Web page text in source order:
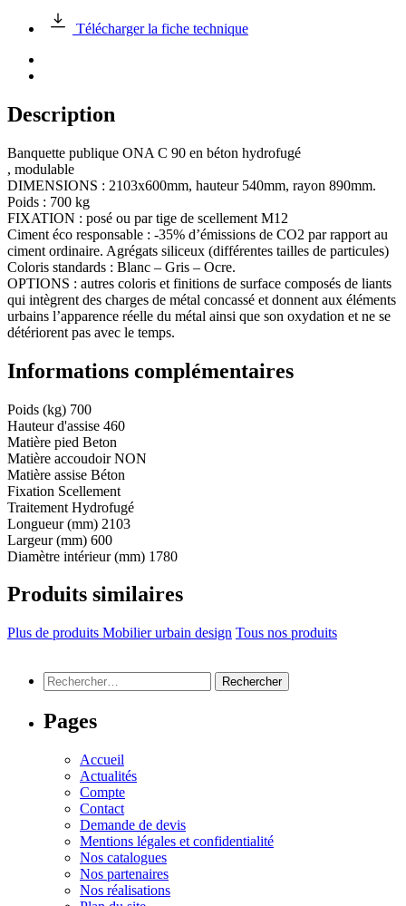
ONA
modulable
Télécharger la fiche technique
Description
Banquette publique ONA C 90 en béton hydrofugé
, modulable
DIMENSIONS : 2103x600mm, hauteur 540mm, rayon 890mm.
Poids : 700 kg
FIXATION : posé ou par tige de scellement M12
Ciment éco responsable : -35% d’émissions de CO2 par rapport au
ciment ordinaire. Agrégats siliceux (différentes tailles de particules)
Coloris standards : Blanc – Gris – Ocre.
OPTIONS : autres coloris et finitions de surface composés de liants
qui intègrent des charges de métal concassé et donnent aux éléments
urbains l’apparence réelle du métal ainsi que son oxydation et ne se
détériorent pas avec le temps.
Informations complémentaires
Poids (kg) 700
Hauteur d'assise 460
Matière pied Beton
Matière accoudoir NON
Matière assise Béton
Fixation Scellement
Traitement Hydrofugé
Longueur (mm) 2103
Largeur (mm) 600
Diamètre intérieur (mm) 1780
Produits similaires
Plus de produits Mobilier urbain design Tous nos produits
Rechercher :
Pages
Accueil
Actualités
Compte
Contact
Demande de devis
Mentions légales et confidentialité
Nos catalogues
Nos partenaires
Nos réalisations